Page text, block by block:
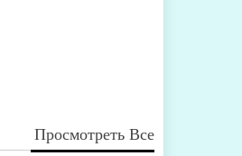
Просмотреть Все